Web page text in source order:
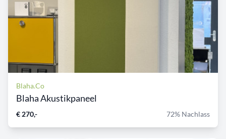
Blaha.Co
Blaha Akustikpaneel
€ 270,- 72% Nachlass